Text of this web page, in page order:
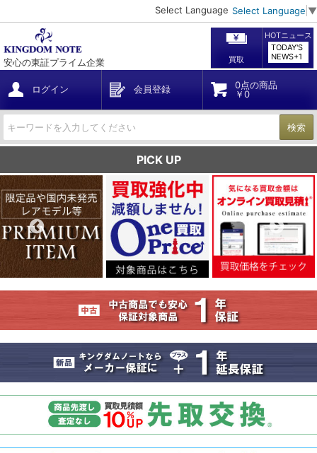
Select Language Select Language ▼
安心の東証プライム企業 買取
HOTニュース
TODAY'S
NEWS+1
ログイン 会員登録
0点の商品
￥0
検索
PICK UP
Previous